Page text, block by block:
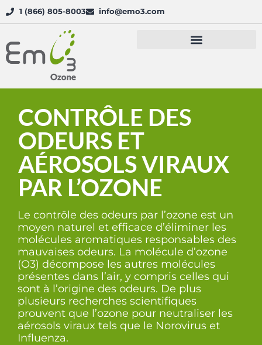
1 (866) 805-8003 info@emo3.com
CONTRÔLE DES
ODEURS ET
AÉROSOLS VIRAUX
PAR L’OZONE
Le contrôle des odeurs par l’ozone est un
moyen naturel et efficace d’éliminer les
molécules aromatiques responsables des
mauvaises odeurs. La molécule d’ozone
(O3) décompose les autres molécules
présentes dans l’air, y compris celles qui
sont à l’origine des odeurs. De plus
plusieurs recherches scientifiques
prouvent que l’ozone pour neutraliser les
aérosols viraux tels que le Norovirus et
Influenza.